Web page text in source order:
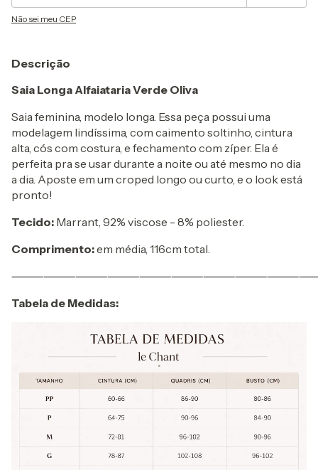
Não sei meu CEP
Descrição
Saia Longa Alfaiataria Verde Oliva
Saia feminina, modelo longa. Essa peça possui uma
modelagem lindíssima, com caimento soltinho, cintura
alta, cós com costura, e fechamento com zíper. Ela é
perfeita pra se usar durante a noite ou até mesmo no dia
a dia. Aposte em um croped longo ou curto, e o look está
pronto!
Tecido: Marrant, 92% viscose - 8% poliester.
Comprimento:em média, 116cm total.
Tabela de Medidas: